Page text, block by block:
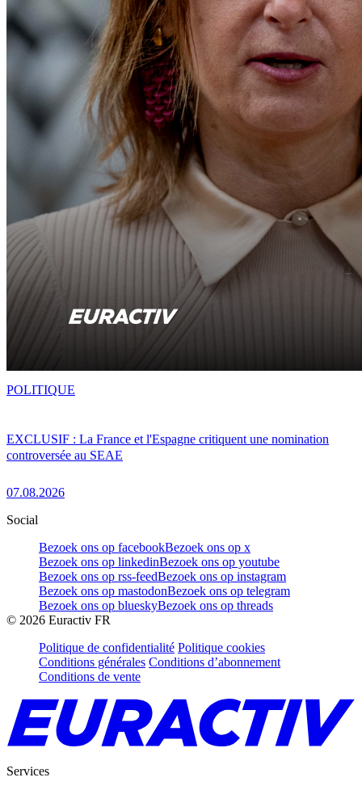
EXCLUSIF : La France et l'Espagne critiquent une nomination
controversée au SEAE
07.08.2026
POLITIQUE
Social
Bezoek ons op facebookBezoek ons op x
Bezoek ons op linkedinBezoek ons op youtube
Bezoek ons op rss-feedBezoek ons op instagram
Bezoek ons op mastodonBezoek ons op telegram
Bezoek ons op blueskyBezoek ons op threads
© 2026 Euractiv FR
Politique de confidentialité Politique cookies
Conditions générales Conditions d’abonnement
Conditions de vente
Services